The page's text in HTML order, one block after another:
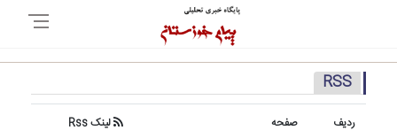
RSS
ردیف صفحه لینک Rss